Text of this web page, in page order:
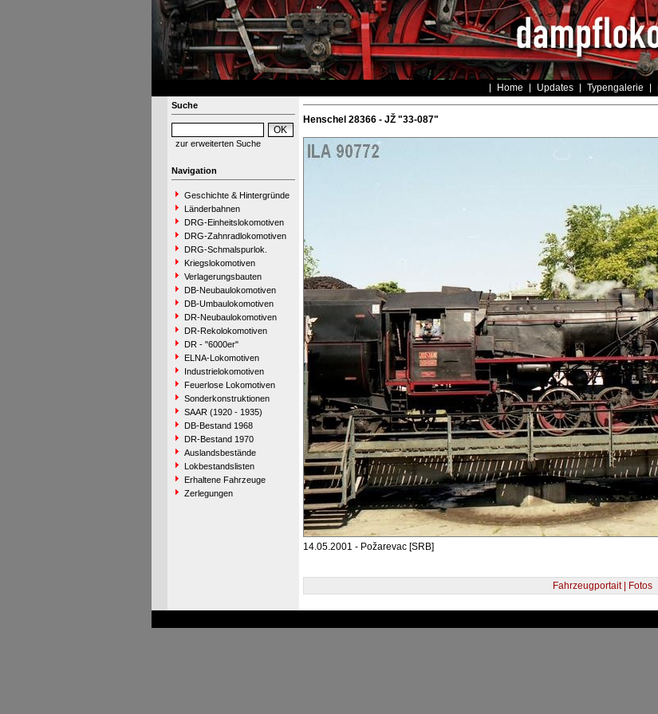
Home Updates Typengalerie
Suche
zur erweiterten Suche
Navigation
Geschichte & Hintergründe
Länderbahnen
DRG-Einheitslokomotiven
DRG-Zahnradlokomotiven
DRG-Schmalspurlok.
Kriegslokomotiven
Verlagerungsbauten
DB-Neubaulokomotiven
DB-Umbaulokomotiven
DR-Neubaulokomotiven
DR-Rekolokomotiven
DR - "6000er"
ELNA-Lokomotiven
Industrielokomotiven
Feuerlose Lokomotiven
Sonderkonstruktionen
SAAR (1920 - 1935)
DB-Bestand 1968
DR-Bestand 1970
Auslandsbestände
Lokbestandslisten
Erhaltene Fahrzeuge
Zerlegungen
Henschel 28366 - JŽ "33-087"
14.05.2001 - Požarevac [SRB]
Fahrzeugportait | Fotos